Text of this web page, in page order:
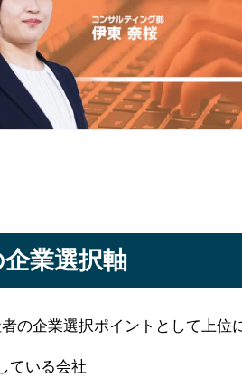
業選択軸
の企業選択ポイントとして上位
ている会社